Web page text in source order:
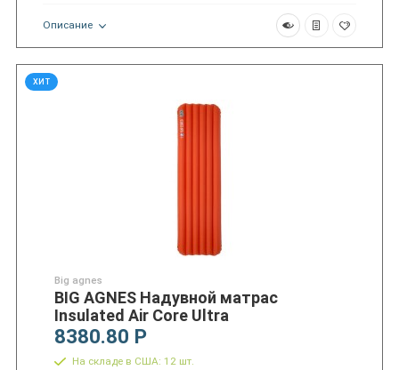
Описание
ХИТ
Big agnes
BIG AGNES Надувной матрас
Insulated Air Core Ultra
8380.80 Р
На складе в США: 12 шт.